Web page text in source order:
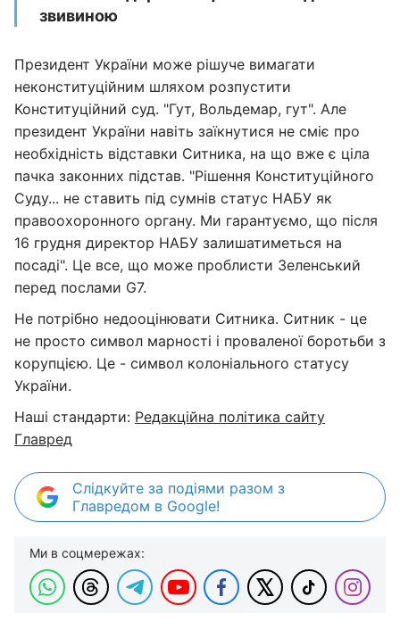
звивиною
Президент України може рішуче вимагати
неконституційним шляхом розпустити
Конституційний суд. "Гут, Вольдемар, гут". Але
президент України навіть заїкнутися не сміє про
необхідність відставки Ситника, на що вже є ціла
пачка законних підстав. "Рішення Конституційного
Суду... не ставить під сумнів статус НАБУ як
правоохоронного органу. Ми гарантуємо, що після
16 грудня директор НАБУ залишатиметься на
посаді". Це все, що може проблисти Зеленський
перед послами G7.
Не потрібно недооцінювати Ситника. Ситник - це
не просто символ марності і проваленої боротьби з
корупцією. Це - символ колоніального статусу
України.
Наші стандарти: Редакційна політика сайту
Главред
Слідкуйте за подіями разом з
Главредом в Google!
Ми в соцмережах: